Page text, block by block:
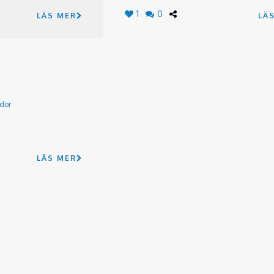
LÄS MER 1 0
LÄS MER